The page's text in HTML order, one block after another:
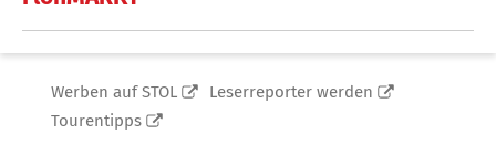
Werben auf STOL
Leserreporter werden
Tourentipps